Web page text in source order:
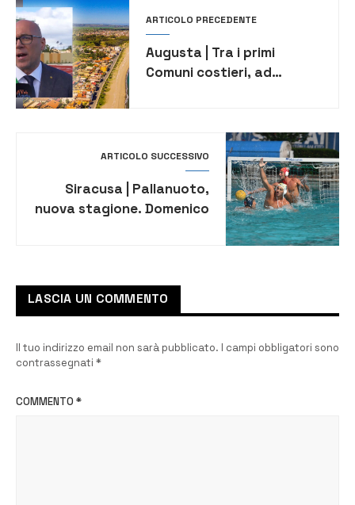
ARTICOLO PRECEDENTE
Augusta | Tra i primi
Comuni costieri, ad
ARTICOLO SUCCESSIVO
Siracusa | Pallanuoto,
nuova stagione. Domenico
LASCIA UN COMMENTO
Il tuo indirizzo email non sarà pubblicato. I campi obbligatori sono
contrassegnati *
COMMENTO *